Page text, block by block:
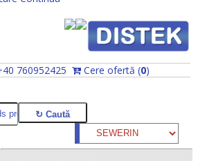
760952425 Cere ofertă (0)